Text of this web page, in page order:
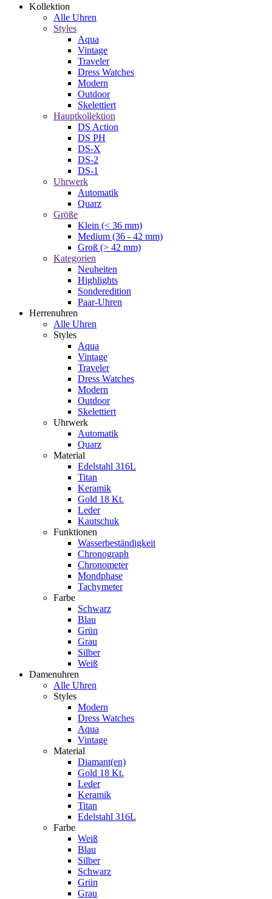
Kollektion
Alle Uhren
Styles
Aqua
Vintage
Traveler
Dress Watches
Modern
Outdoor
Skelettiert
Hauptkollektion
DS Action
DS PH
DS-X
DS-2
DS-1
Uhrwerk
Automatik
Quarz
Größe
Klein (< 36 mm)
Medium (36 - 42 mm)
Groß (> 42 mm)
Kategorien
Neuheiten
Highlights
Sonderedition
Paar-Uhren
Herrenuhren
Alle Uhren
Styles
Aqua
Vintage
Traveler
Dress Watches
Modern
Outdoor
Skelettiert
Uhrwerk
Automatik
Quarz
Material
Edelstahl 316L
Titan
Keramik
Gold 18 Kt.
Leder
Kautschuk
Funktionen
Wasserbeständigkeit
Chronograph
Chronometer
Mondphase
Tachymeter
Farbe
Schwarz
Blau
Grün
Grau
Silber
Weiß
Damenuhren
Alle Uhren
Styles
Modern
Dress Watches
Aqua
Vintage
Material
Diamant(en)
Gold 18 Kt.
Leder
Keramik
Titan
Edelstahl 316L
Farbe
Weiß
Blau
Silber
Schwarz
Grün
Grau